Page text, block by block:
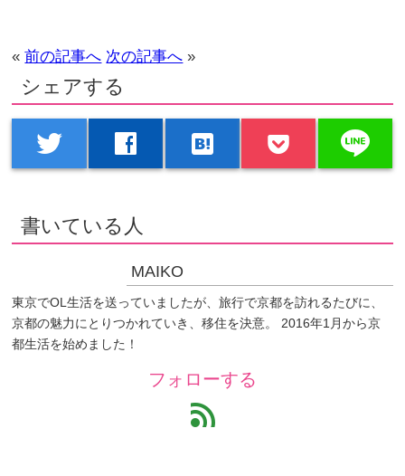
«前の記事へ 次の記事へ »
シェアする
twitter facebook hatenabookmark line
書いている人
MAIKO
東京でOL生活を送っていましたが、旅行で京都を訪れるたびに、
京都の魅力にとりつかれていき、移住を決意。 2016年1月から京
都生活を始めました！
フォローする
feed